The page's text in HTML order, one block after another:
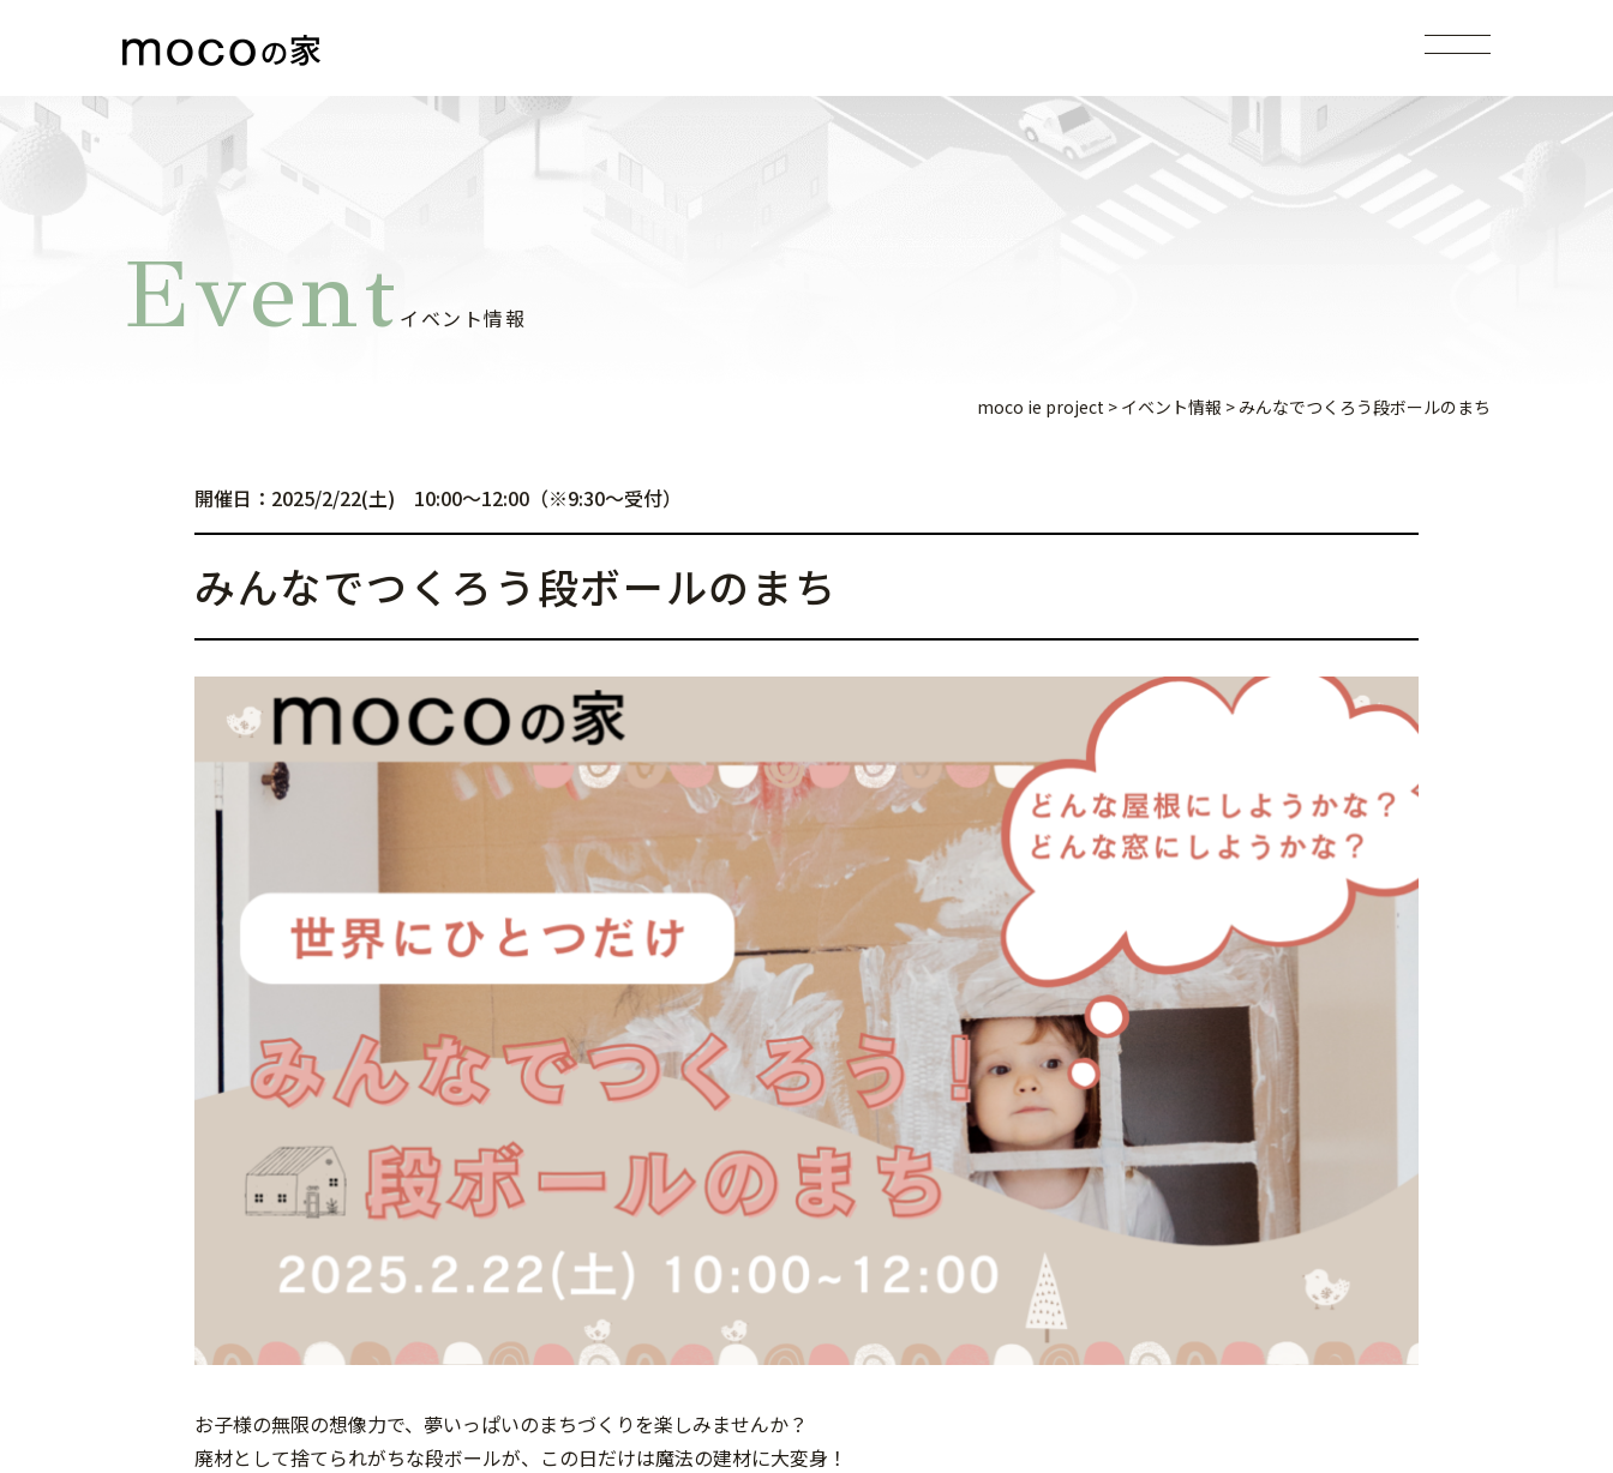
Event イベント情報
moco ie project > イベント情報 > みんなでつくろう段ボールのまち
開催日：2025/2/22(土) 10:00～12:00（※9:30～受付）
みんなでつくろう段ボールのまち
お子様の無限の想像力で、夢いっぱいのまちづくりを楽しみませんか？
廃材として捨てられがちな段ボールが、この日だけは魔法の建材に大変身！